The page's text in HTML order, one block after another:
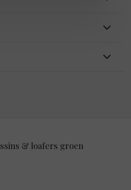
& loafers groen